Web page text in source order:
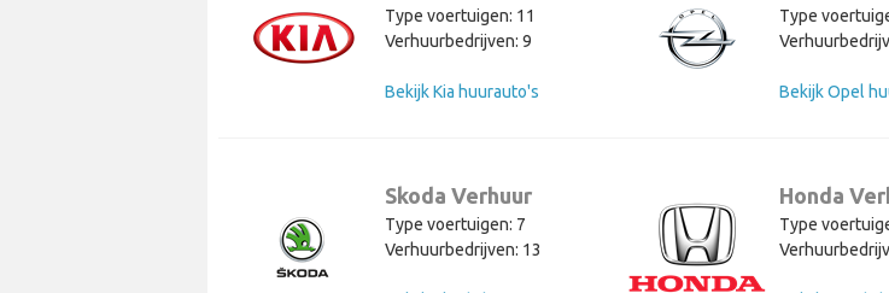
Type voertuigen: 11
Verhuurbedrijven: 9
Bekijk Kia huurauto's
Type
Bekijk Opel
Skoda Verhuur
Type voertuigen: 7
Verhuurbedrijven: 13
Honda
Type